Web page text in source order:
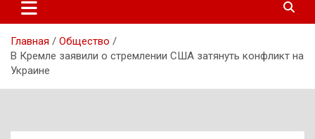
Главная
Общество
В Кремле заявили о стремлении США затянуть конфликт на
Украине